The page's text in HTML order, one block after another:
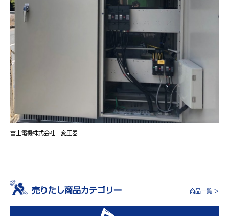
富士電機株式会社 変圧器
売りたし商品カテゴリー 商品一覧 >